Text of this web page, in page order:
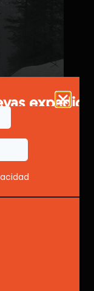
con